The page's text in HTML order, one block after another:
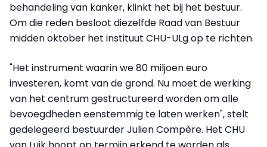
behandeling van kanker, klinkt het bij het bestuur.
Om die reden besloot diezelfde Raad van Bestuur
midden oktober het instituut CHU-ULg op te richten.
"Het instrument waarin we 80 miljoen euro
investeren, komt van de grond. Nu moet de werking
van het centrum gestructureerd worden om alle
bevoegdheden eenstemmig te laten werken", stelt
gedelegeerd bestuurder Julien Compère. Het CHU